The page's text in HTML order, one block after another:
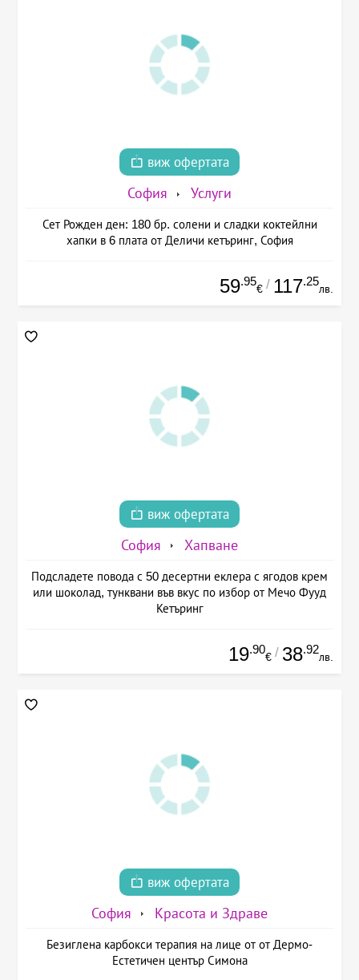
виж офертата
София Услуги
Сет Рожден ден: 180 бр. солени и сладки коктейлни
хапки в 6 плата от Деличи кетъринг, София
59.95
€ / 117.25
лв.
виж офертата
София Хапване
Подсладете повода с 50 десертни еклера с ягодов крем
или шоколад, тунквани във вкус по избор от Мечо Фууд
Кетъринг
19.90
€ / 38.92
лв.
виж офертата
София Красота и Здраве
Безиглена карбокси терапия на лице от от Дермо-
Естетичен център Симона